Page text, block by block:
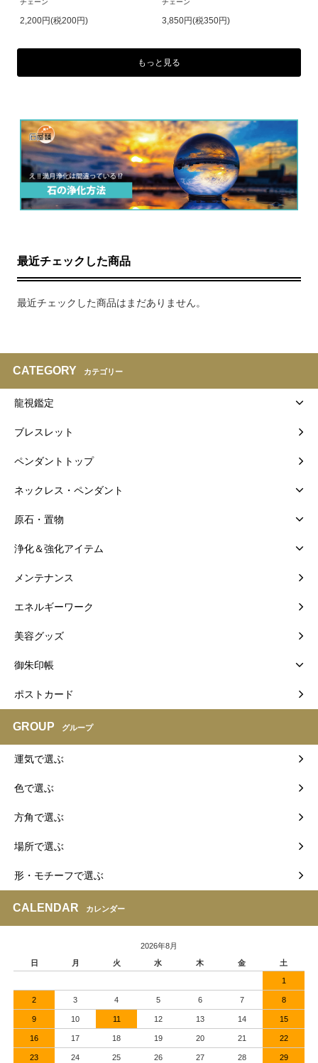
チェーン
2,200円(税200円)
チェーン
3,850円(税350円)
もっと見る
最近チェックした商品
最近チェックした商品はまだありません。
CATEGORY カテゴリー
龍視鑑定
ブレスレット
ペンダントトップ
ネックレス・ペンダント
原石・置物
浄化＆強化アイテム
メンテナンス
エネルギーワーク
美容グッズ
御朱印帳
ポストカード
GROUP グループ
運気で選ぶ
色で選ぶ
方角で選ぶ
場所で選ぶ
形・モチーフで選ぶ
CALENDAR カレンダー
2026年8月
日
月 火 水 木 金 土
1
2 3 4 5 6 7 8
9 10 11 12 13 14 15
16 17 18 19 20 21 22
23 24 25 26 27 28 29